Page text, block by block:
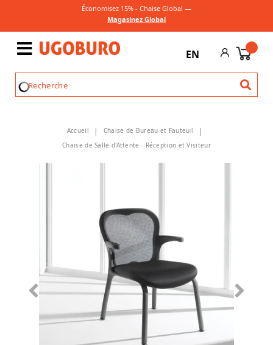
Économisez 15% - Chaise Global —
Magasinez Global
EN
Accueil
Chaise de Bureau et Fauteuil
Chaise de Salle d'Attente - Réception et Visiteur